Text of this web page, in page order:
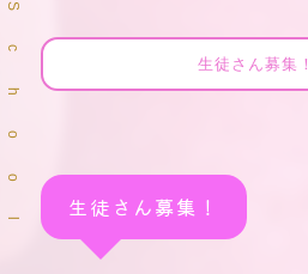
S
c
h
o
o
生徒さん募集！
生徒さん募集！